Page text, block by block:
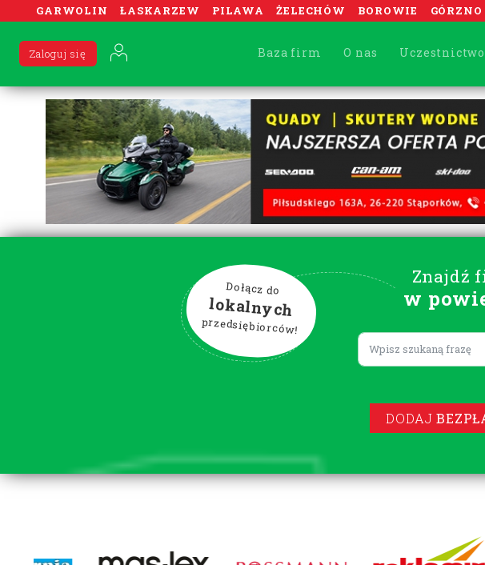
GARWOLIN ŁASKARZEW PILAWA ŻELECHÓW BOROWIE GÓRZNO
Baza firm O nas Uczestnictwo
Zaloguj się
Znajdź
w
Dołącz do
lokalnych
przedsiębiorców!
Lorem ipsum
DODAJ
lorem ipsum